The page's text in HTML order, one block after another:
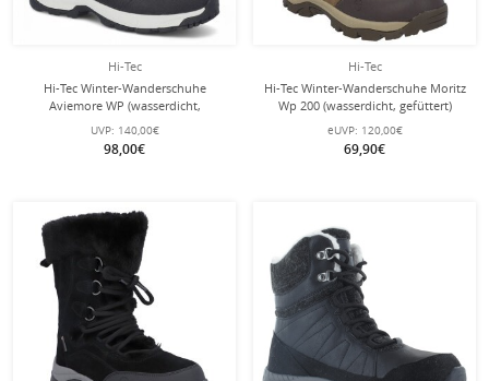
Hi-Tec
Hi-Tec Winter-Wanderschuhe
Aviemore WP (wasserdicht,
gefüttert) weiss Damen
UVP: 140,00€
98,00€
Hi-Tec
Hi-Tec Winter-Wanderschuhe Moritz
Wp 200 (wasserdicht, gefüttert)
braun Damen
eUVP: 120,00€
69,90€